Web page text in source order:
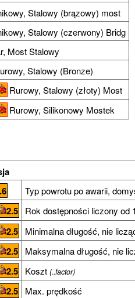
Stalowy (brązowy) most
Stalowy (czerwony) Bridg
Most Stalowy
Stalowy (Bronze)
Rurowy, Stalowy (złoty) Most
Rurowy, Silikonowy Mostek
Typ powrotu po awarii,
2.5
Rok dostępności liczony od
2.5
Minimalna długość, nie
2.5
Maksymalna długość, nie
2.5 Koszt (..factor)
2.5
Max. prędkość